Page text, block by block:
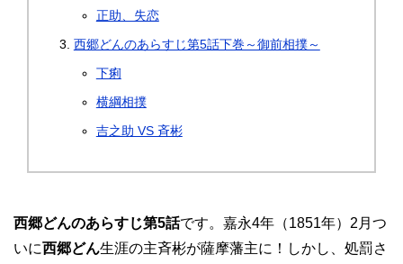
正助、失恋
西郷どんのあらすじ第5話下巻～御前相撲～
下痢
横綱相撲
吉之助 VS 斉彬
西郷どんのあらすじ第5話です。嘉永4年（1851年）2月つ
いに西郷どん生涯の主斉彬が薩摩藩主に！しかし、処罰さ